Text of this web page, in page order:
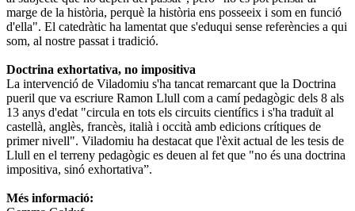
marge de la història, perquè la història ens posseeix i som en funció
d'ella". El catedràtic ha lamentat que s'eduqui sense referències a qui
som, al nostre passat i tradició.
Doctrina exhortativa, no impositiva
La intervenció de Viladomiu s'ha tancat remarcant que la Doctrina
pueril que va escriure Ramon Llull com a camí pedagògic dels 8 als
13 anys d'edat "circula en tots els circuits científics i s'ha traduït al
castellà, anglès, francès, italià i occità amb edicions crítiques de
primer nivell". Viladomiu ha destacat que l'èxit actual de les tesis de
Llull en el terreny pedagògic es deuen al fet que "no és una doctrina
impositiva, sinó exhortativa”.
Més informació: